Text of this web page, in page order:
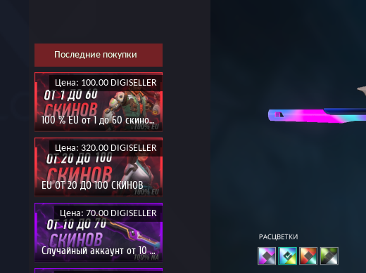
Последние покупки
Цена: 100.00 DIGISELLER
100 % EU от 1 до 60 скинов | Может упасть ЖИР
Цена: 320.00 DIGISELLER
EU ОТ 20 ДО 100 СКИНОВ
Цена: 70.00 DIGISELLER
Случайный аккаунт от 10 скинов